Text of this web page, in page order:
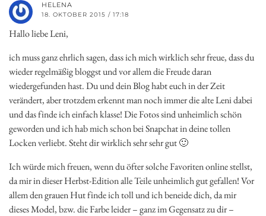
HELENA
18. OKTOBER 2015 / 17:18
Hallo liebe Leni,
ich muss ganz ehrlich sagen, dass ich mich wirklich sehr freue, dass du
wieder regelmäßig bloggst und vor allem die Freude daran
wiedergefunden hast. Du und dein Blog habt euch in der Zeit
verändert, aber trotzdem erkennt man noch immer die alte Leni dabei
und das finde ich einfach klasse! Die Fotos sind unheimlich schön
geworden und ich hab mich schon bei Snapchat in deine tollen
Locken verliebt. Steht dir wirklich sehr sehr gut 🙂
Ich würde mich freuen, wenn du öfter solche Favoriten online stellst,
da mir in dieser Herbst-Edition alle Teile unheimlich gut gefallen! Vor
allem den grauen Hut finde ich toll und ich beneide dich, da mir
dieses Model, bzw. die Farbe leider – ganz im Gegensatz zu dir –